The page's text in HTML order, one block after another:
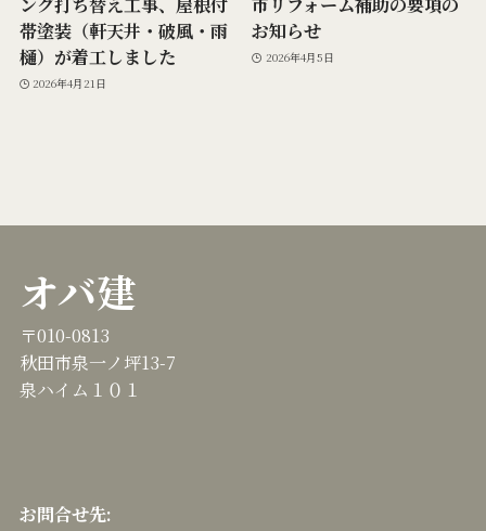
帯塗装（軒天井・破風・雨
樋）が着工しました
2026年4月21日
お知らせ
2026年4月5日
オバ建
〒010-0813
秋田市泉一ノ坪13-7
泉ハイム１０１
お問合せ先: